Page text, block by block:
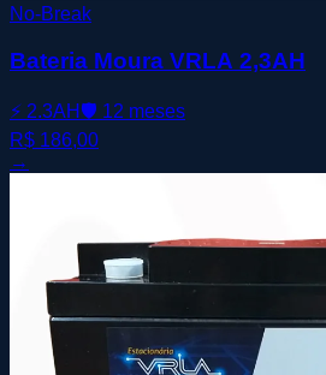
No-Break
Bateria Moura VRLA 2,3AH
⚡ 2.3AH 🛡️ 12 meses
R$ 186,00
→